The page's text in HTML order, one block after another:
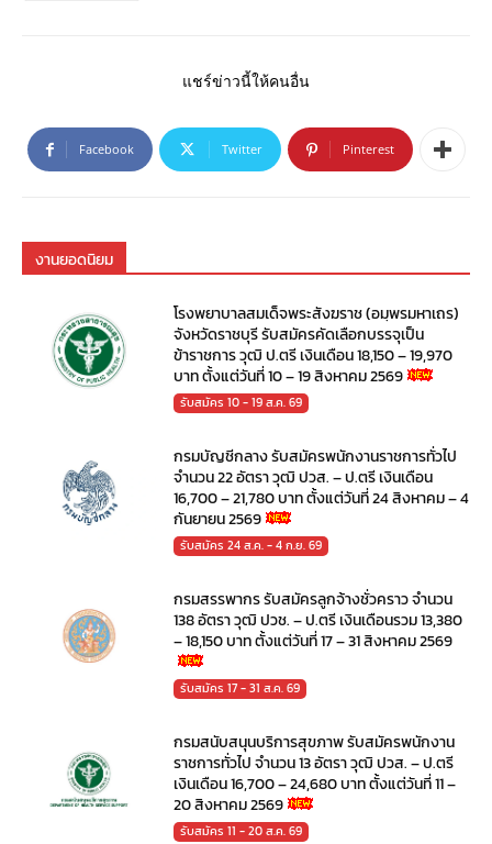
แชร์ข่าวนี้ให้คนอื่น
Facebook Twitter Pinterest
งานยอดนิยม
โรงพยาบาลสมเด็จพระสังฆราช (อมฺพรมหาเถร)
จังหวัดราชบุรี รับสมัครคัดเลือกบรรจุเป็น
ข้าราชการ วุฒิ ป.ตรี เงินเดือน 18,150 – 19,970
บาท ตั้งแต่วันที่ 10 – 19 สิงหาคม 2569
รับสมัคร 10 - 19 ส.ค. 69
กรมบัญชีกลาง รับสมัครพนักงานราชการทั่วไป
จำนวน 22 อัตรา วุฒิ ปวส. – ป.ตรี เงินเดือน
16,700 – 21,780 บาท ตั้งแต่วันที่ 24 สิงหาคม – 4
กันยายน 2569
รับสมัคร 24 ส.ค. - 4 ก.ย. 69
กรมสรรพากร รับสมัครลูกจ้างชั่วคราว จำนวน
138 อัตรา วุฒิ ปวช. – ป.ตรี เงินเดือนรวม 13,380
– 18,150 บาท ตั้งแต่วันที่ 17 – 31 สิงหาคม 2569
รับสมัคร 17 - 31 ส.ค. 69
กรมสนับสนุนบริการสุขภาพ รับสมัครพนักงาน
ราชการทั่วไป จำนวน 13 อัตรา วุฒิ ปวส. – ป.ตรี
เงินเดือน 16,700 – 24,680 บาท ตั้งแต่วันที่ 11 –
20 สิงหาคม 2569
รับสมัคร 11 - 20 ส.ค. 69